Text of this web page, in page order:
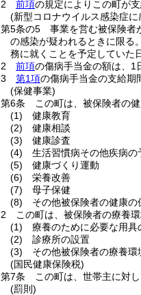
2
前項の規定によりこの町が
(新型コロナウイルス感染症
第5条の5
事業を営む被保険者
の感染が疑われるときに限る
務に就くことを予定していた
2
前項の傷病手当金の額は、1
3
第1項の傷病手当金の支給期
(保健事業)
第6条
この町は、被保険者の
(1)
健康教育
(2)
健康相談
(3)
健康診査
(4)
生活習慣病その他疾病の
(5)
健康づくり運動
(6)
栄養改善
(7)
母子保健
(8)
その他被保険者の健康
2
この町は、被保険者の療養
(1)
療養のために必要な用具
(2)
診療所の設置
(3)
その他被保険者の療養
(国民健康保険税)
第7条
この町は、世帯主に対
(罰則)